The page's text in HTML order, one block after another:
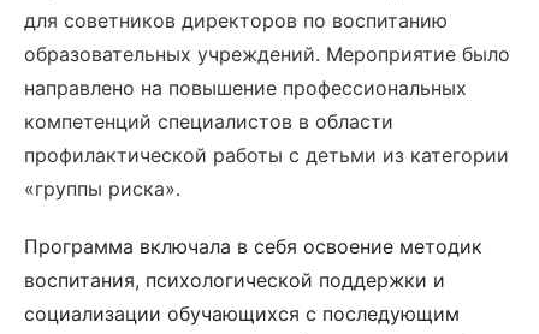
для советников директоров по воспитанию
образовательных учреждений. Мероприятие было
направлено на повышение профессиональных
компетенций специалистов в области
профилактической работы с детьми из категории
«группы риска».
Программа включала в себя освоение методик
воспитания, психологической поддержки и
социализации обучающихся с последующим